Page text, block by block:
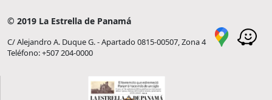
© 2019 La Estrella de Panamá
C/ Alejandro A. Duque G. - Apartado 0815-00507, Zona 4
Teléfono: +507 204-0000